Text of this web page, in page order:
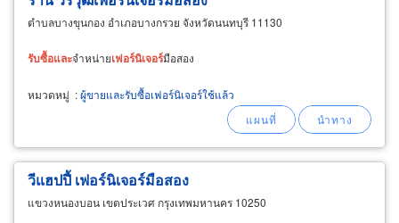
ตำบลบางขุนกอง อำเภอบางกรวย จังหวัดนนทบุรี 11130
รับซื้อและจำหน่ายเฟอร์นิเจอร์มือสอง
หมวดหมู่ :ผู้ขายและรับซื้อเฟอร์นิเจอร์ใช้แล้ว
วีแฮปปี้ เฟอร์นิเจอร์มือสอง
แขวงหนองบอน เขตประเวศ กรุงเทพมหานคร 10250